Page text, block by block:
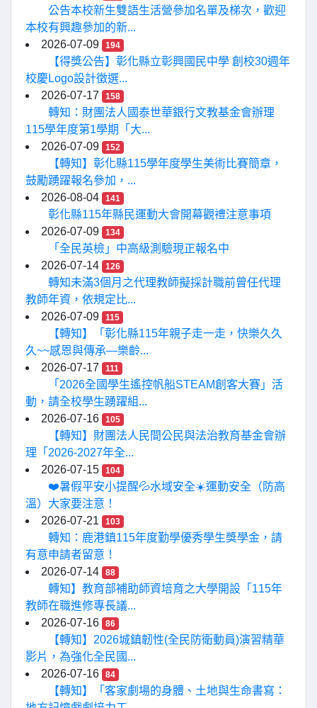
公告本校新生雙語生活營參加名單及梯次，歡迎
本校有興趣參加的新...
2026-07-09
194
【得獎公告】彰化縣立彰興國民中學 創校30週年
校慶Logo設計徵選...
2026-07-17
158
轉知：財團法人國泰世華銀行文教基金會辦理
115學年度第1學期「大...
2026-07-09
152
【轉知】彰化縣115學年度學生美術比賽簡章，
鼓勵踴躍報名參加，...
2026-08-04
141
彰化縣115年縣民運動大會開幕觀禮注意事項
2026-07-09
134
「全民英檢」中高級測驗現正報名中
2026-07-14
126
轉知未滿3個月之代理教師擬採計職前曾任代理
教師年資，依規定比...
2026-07-09
115
【轉知】「彰化縣115年親子走一走，快樂久久
久~~感恩與傳承—樂齡...
2026-07-17
111
「2026全國學生遙控帆船STEAM創客大賽」活
動，請全校學生踴躍組...
2026-07-16
105
【轉知】財團法人民間公民與法治教育基金會辦
理「2026-2027年全...
2026-07-15
104
❤️暑假平安小提醒💦水域安全☀️運動安全（防高
溫）大家要注意！
2026-07-21
103
轉知：鹿港鎮115年度勤學優秀學生獎學金，請
有意申請者留意！
2026-07-14
88
轉知】教育部補助師資培育之大學開設「115年
教師在職進修專長議...
2026-07-16
86
【轉知】2026城鎮韌性(全民防衛動員)演習精華
影片，為強化全民國...
2026-07-16
84
【轉知】「客家劇場的身體、土地與生命書寫：